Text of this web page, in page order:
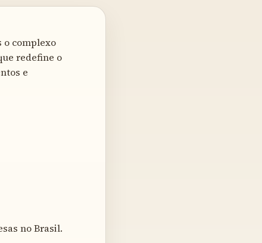
o complexo
redefine o
e
no Brasil.